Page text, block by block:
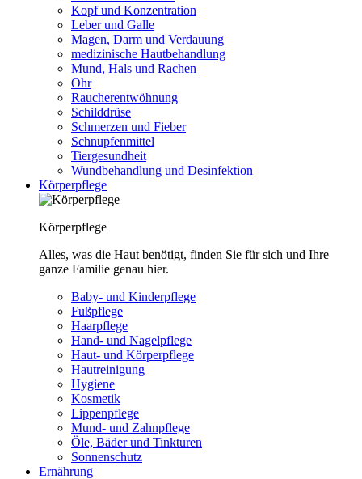
Kopf und Konzentration
Leber und Galle
Magen, Darm und Verdauung
medizinische Hautbehandlung
Mund, Hals und Rachen
Ohr
Raucherentwöhnung
Schilddrüse
Schmerzen und Fieber
Schnupfenmittel
Tiergesundheit
Wundbehandlung und Desinfektion
Körperpflege
Körperpflege
Alles, was die Haut benötigt, finden Sie für sich und Ihre
ganze Familie genau hier.
Baby- und Kinderpflege
Fußpflege
Haarpflege
Hand- und Nagelpflege
Haut- und Körperpflege
Hautreinigung
Hygiene
Kosmetik
Lippenpflege
Mund- und Zahnpflege
Öle, Bäder und Tinkturen
Sonnenschutz
Ernährung